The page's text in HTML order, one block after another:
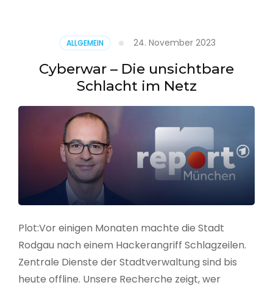
ALLGEMEIN 24. November 2023
Cyberwar – Die unsichtbare
Schlacht im Netz
Plot:Vor einigen Monaten machte die Stadt
Rodgau nach einem Hackerangriff Schlagzeilen.
Zentrale Dienste der Stadtverwaltung sind bis
heute offline. Unsere Recherche zeigt, wer